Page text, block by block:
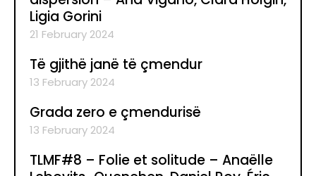
Ligia Gorini
21 February 2024
Të gjithë janë të çmendur
13 February 2024
Grada zero e çmendurisë
13 February 2024
TLMF#8 – Folie et solitude – Anaëlle